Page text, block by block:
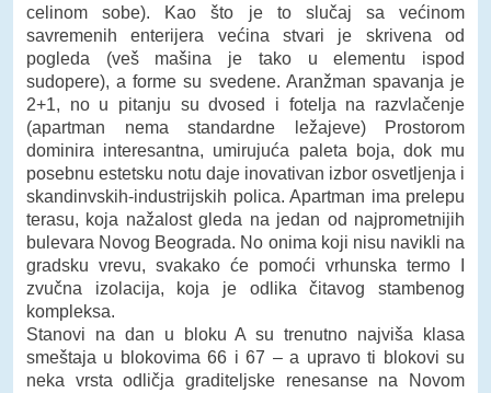
celinom sobe). Kao što je to slučaj sa većinom
savremenih enterijera većina stvari je skrivena od
pogleda (veš mašina je tako u elementu ispod
sudopere), a forme su svedene. Aranžman spavanja je
2+1, no u pitanju su dvosed i fotelja na razvlačenje
(apartman nema standardne ležajeve) Prostorom
dominira interesantna, umirujuća paleta boja, dok mu
posebnu estetsku notu daje inovativan izbor osvetljenja i
skandinvskih-industrijskih polica. Apartman ima prelepu
terasu, koja nažalost gleda na jedan od najprometnijih
bulevara Novog Beograda. No onima koji nisu navikli na
gradsku vrevu, svakako će pomoći vrhunska termo I
zvučna izolacija, koja je odlika čitavog stambenog
kompleksa.
Stanovi na dan u bloku A su trenutno najviša klasa
smeštaja u blokovima 66 i 67 – a upravo ti blokovi su
neka vrsta odličja graditeljske renesanse na Novom